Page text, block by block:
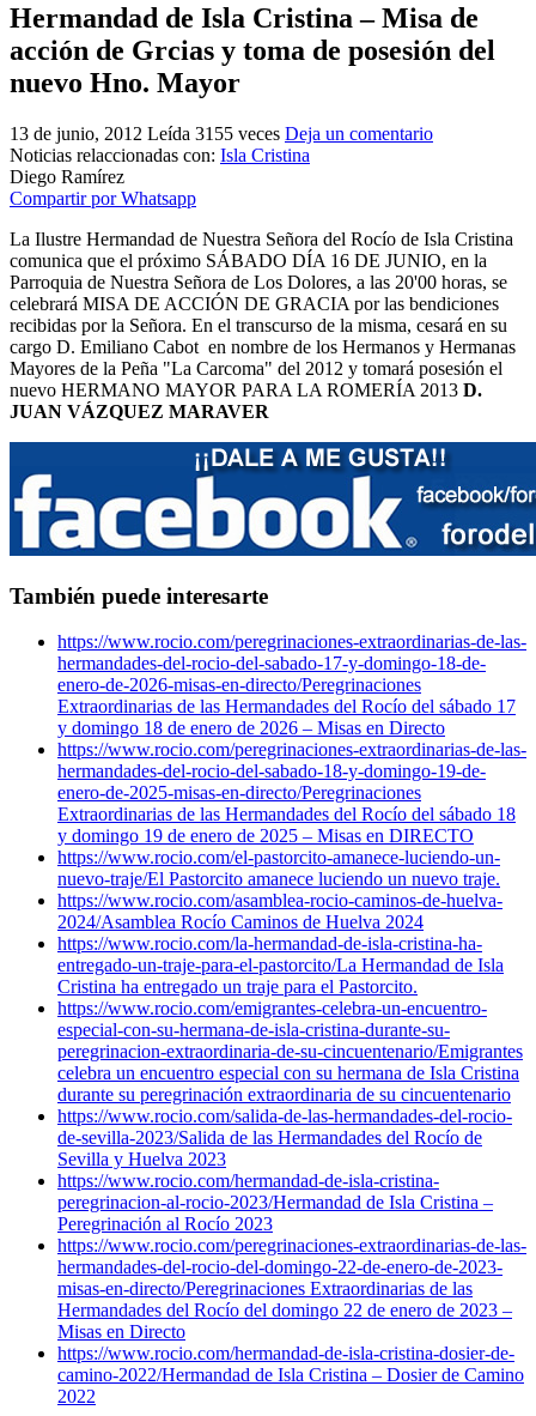
Hermandad de Isla Cristina – Misa de
acción de Grcias y toma de posesión del
nuevo Hno. Mayor
13 de junio, 2012 Leída 3155 veces Deja un comentario
Noticias relaccionadas con: Isla Cristina
Diego Ramírez
Compartir por Whatsapp
La Ilustre Hermandad de Nuestra Señora del Rocío de Isla Cristina
comunica que el próximo SÁBADO DÍA 16 DE JUNIO, en la
Parroquia de Nuestra Señora de Los Dolores, a las 20'00 horas, se
celebrará MISA DE ACCIÓN DE GRACIA por las bendiciones
recibidas por la Señora. En el transcurso de la misma, cesará en su
cargo D. Emiliano Cabot en nombre de los Hermanos y Hermanas
Mayores de la Peña "La Carcoma" del 2012 y tomará posesión el
nuevo HERMANO MAYOR PARA LA ROMERÍA 2013 D.
JUAN VÁZQUEZ MARAVER
También puede interesarte
https://www.rocio.com/peregrinaciones-extraordinarias-de-las-
hermandades-del-rocio-del-sabado-17-y-domingo-18-de-
enero-de-2026-misas-en-directo/Peregrinaciones
Extraordinarias de las Hermandades del Rocío del sábado 17
y domingo 18 de enero de 2026 – Misas en Directo
https://www.rocio.com/peregrinaciones-extraordinarias-de-las-
hermandades-del-rocio-del-sabado-18-y-domingo-19-de-
enero-de-2025-misas-en-directo/Peregrinaciones
Extraordinarias de las Hermandades del Rocío del sábado 18
y domingo 19 de enero de 2025 – Misas en DIRECTO
https://www.rocio.com/el-pastorcito-amanece-luciendo-un-
nuevo-traje/El Pastorcito amanece luciendo un nuevo traje.
https://www.rocio.com/asamblea-rocio-caminos-de-huelva-
2024/Asamblea Rocío Caminos de Huelva 2024
https://www.rocio.com/la-hermandad-de-isla-cristina-ha-
entregado-un-traje-para-el-pastorcito/La Hermandad de Isla
Cristina ha entregado un traje para el Pastorcito.
https://www.rocio.com/emigrantes-celebra-un-encuentro-
especial-con-su-hermana-de-isla-cristina-durante-su-
peregrinacion-extraordinaria-de-su-cincuentenario/Emigrantes
celebra un encuentro especial con su hermana de Isla Cristina
durante su peregrinación extraordinaria de su cincuentenario
https://www.rocio.com/salida-de-las-hermandades-del-rocio-
de-sevilla-2023/Salida de las Hermandades del Rocío de
Sevilla y Huelva 2023
https://www.rocio.com/hermandad-de-isla-cristina-
peregrinacion-al-rocio-2023/Hermandad de Isla Cristina –
Peregrinación al Rocío 2023
https://www.rocio.com/peregrinaciones-extraordinarias-de-las-
hermandades-del-rocio-del-domingo-22-de-enero-de-2023-
misas-en-directo/Peregrinaciones Extraordinarias de las
Hermandades del Rocío del domingo 22 de enero de 2023 –
Misas en Directo
https://www.rocio.com/hermandad-de-isla-cristina-dosier-de-
camino-2022/Hermandad de Isla Cristina – Dosier de Camino
2022
Quiero hacer el camino,¿que tengo que hacer?
En el Rocío, ¿dónde me alojo?